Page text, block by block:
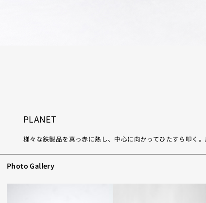
PLANET
様々な鉄製品を真っ赤に熱し、中心に向かってひたすら叩く
Photo Gallery